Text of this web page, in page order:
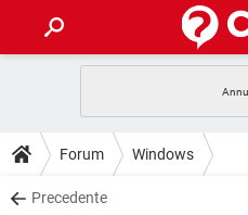
INTRATTENIMENTO
iOS
GUIDE
COVID-19
DOWNLOAD
Forum Windows
Precedente